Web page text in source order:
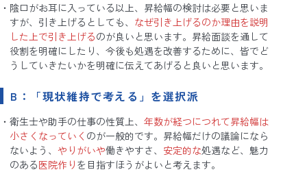
陰口がお耳に入っている以上、昇給幅の検討は必要と思いま
すが、引き上げるとしても、 なぜ引き上げるのか理由を説明
した上で引き上げるのが良いと思います。昇給面談を通して
役割を明確にしたり、今後も処遇を改善するために、皆でど
うしていきたいかを明確に伝えてあげると良いと思います。
B：「現状維持で考える」を選択派
衛生士や助手の仕事の性質上、 年数が経つにつれて昇給幅は
小さくなっていく のが一般的です。昇給幅だけの議論になら
ないよう、 やりがいや働きやすさ、 安定的な処遇など、魅力
のある医院作り を目指すほうがよいと考えます。